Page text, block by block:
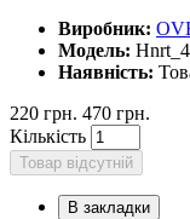
Виробник:
Модель:
Наявність:
220 грн. 470 грн.
Кількість
Товар відсутній
В закладки